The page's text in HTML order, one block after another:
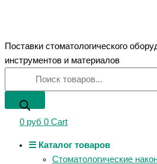
Поставки стоматологического
инструментов и материалов
0 руб 0 Cart
☰ Каталог товаров
Стоматологические